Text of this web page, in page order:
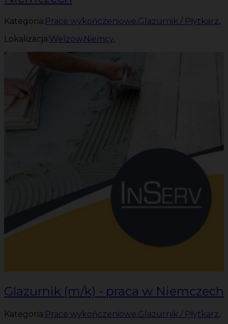
Kategoria:Prace wykończeniowe,Glazurnik / Płytkarz,
Lokalizacja:Welzow,Niemcy,
Glazurnik (m/k) - praca w Niemczech
Kategoria:Prace wykończeniowe,Glazurnik / Płytkarz,